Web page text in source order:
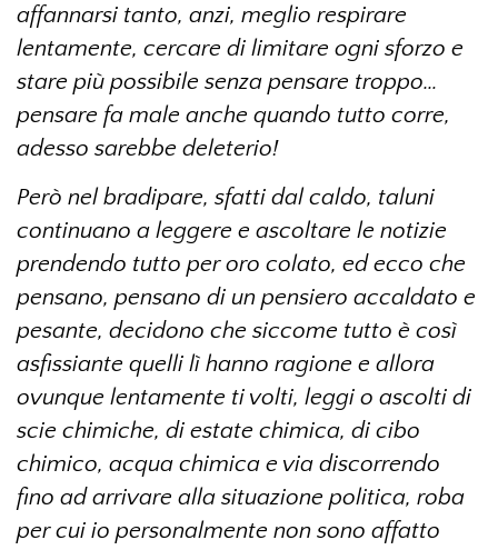
affannarsi tanto, anzi, meglio respirare
lentamente, cercare di limitare ogni sforzo e
stare più possibile senza pensare troppo…
pensare fa male anche quando tutto corre,
adesso sarebbe deleterio!
Però nel bradipare, sfatti dal caldo, taluni
continuano a leggere e ascoltare le notizie
prendendo tutto per oro colato, ed ecco che
pensano, pensano di un pensiero accaldato e
pesante, decidono che siccome tutto è così
asfissiante quelli lì hanno ragione e allora
ovunque lentamente ti volti, leggi o ascolti di
scie chimiche, di estate chimica, di cibo
chimico, acqua chimica e via discorrendo
fino ad arrivare alla situazione politica, roba
per cui io personalmente non sono affatto